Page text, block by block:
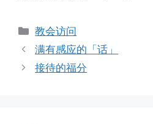
Categories
教会访问
满有感应的「话」
接待的福分